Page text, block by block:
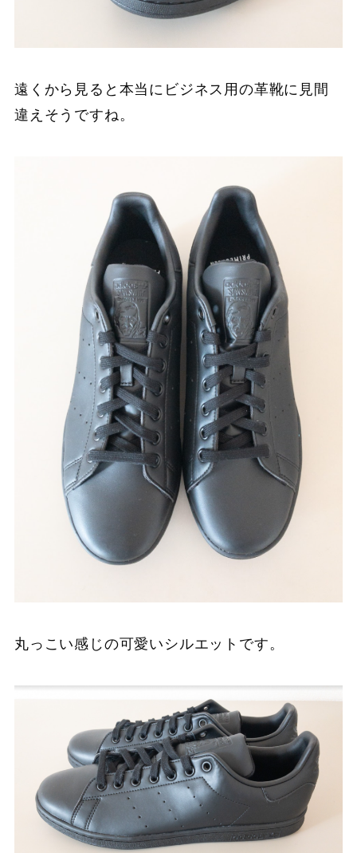
遠くから見ると本当にビジネス用の革靴に見間
違えそうですね。
丸っこい感じの可愛いシルエットです。